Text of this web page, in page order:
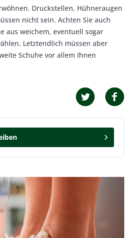
Druckstellen, Hühneraugen
nicht sein. Achten Sie auch
aus weichem, eventuell sogar
Letztendlich müssen aber
Schuhe vor allem Ihnen